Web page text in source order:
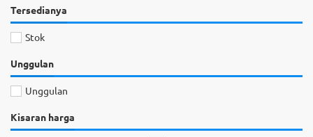
Tersedianya
Stok
Unggulan
Unggulan
Kisaran harga